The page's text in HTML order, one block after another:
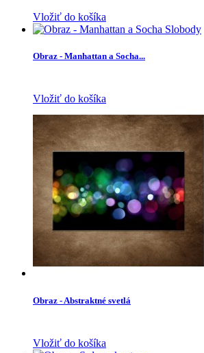
Vložiť do košíka
Obraz - Manhattan a Socha...
Vložiť do košíka
Obraz - Abstraktné svetlá
Vložiť do košíka